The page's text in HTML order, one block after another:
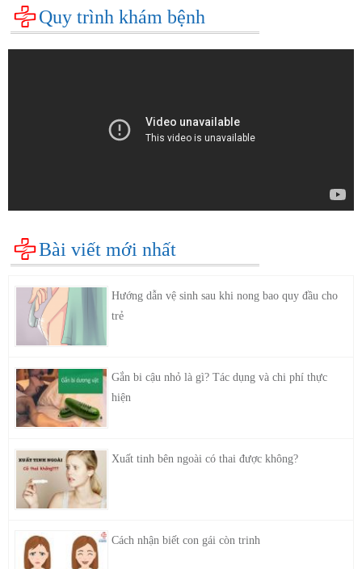
Quy trình khám bệnh
Bài viết mới nhất
Hướng dẫn vệ sinh sau khi nong bao quy đầu cho
trẻ
Gắn bi cậu nhỏ là gì? Tác dụng và chi phí thực
hiện
Xuất tinh bên ngoài có thai được không?
Cách nhận biết con gái còn trinh